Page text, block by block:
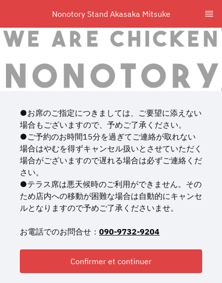
Nonotory Stand Akasaka Mitsuke
●お席のご指定につきましては、ご要望に添えない
場合もございますので、予めご了承ください。
●ご予約のお時間15分を過ぎてご連絡が取れない
場合はやむを得ずキャンセル扱いとさせていただく
場合がございますので遅れる場合は必ずご連絡くだ
さい。
●テラス席は悪天候時のご利用ができません。その
ため店内への移動が困難な場合は自動的にキャンセ
ルとなりますので予めご了承くださいませ。
お電話でのお問合せ： 090-9732-9204
Confirmer et continuer